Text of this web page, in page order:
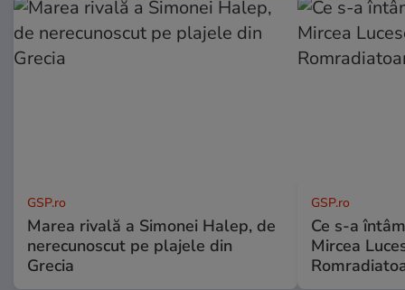
GSP.ro
Marea rivală a Simonei Halep, de
nerecunoscut pe plajele din
Grecia
GSP.ro
Ce s-a
Mircea